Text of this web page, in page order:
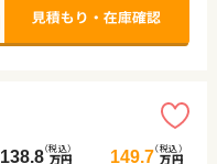
138.8（税込）
万円 149.7（税込）
万円